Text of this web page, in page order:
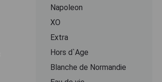
Napoleon
ХО
Extra
Hors d`Age
Blanche de Normandie